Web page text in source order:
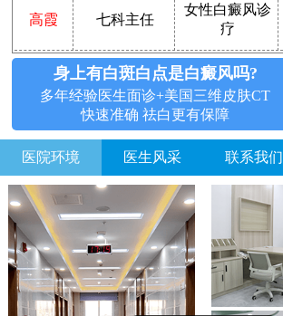
高霞 七科主任
女性白癜风诊
疗
身上有白斑白点是白癜风吗?
多年经验医生面诊+美国三维皮肤CT
快速准确 祛白更有保障
医院环境 医生风采 联系我们